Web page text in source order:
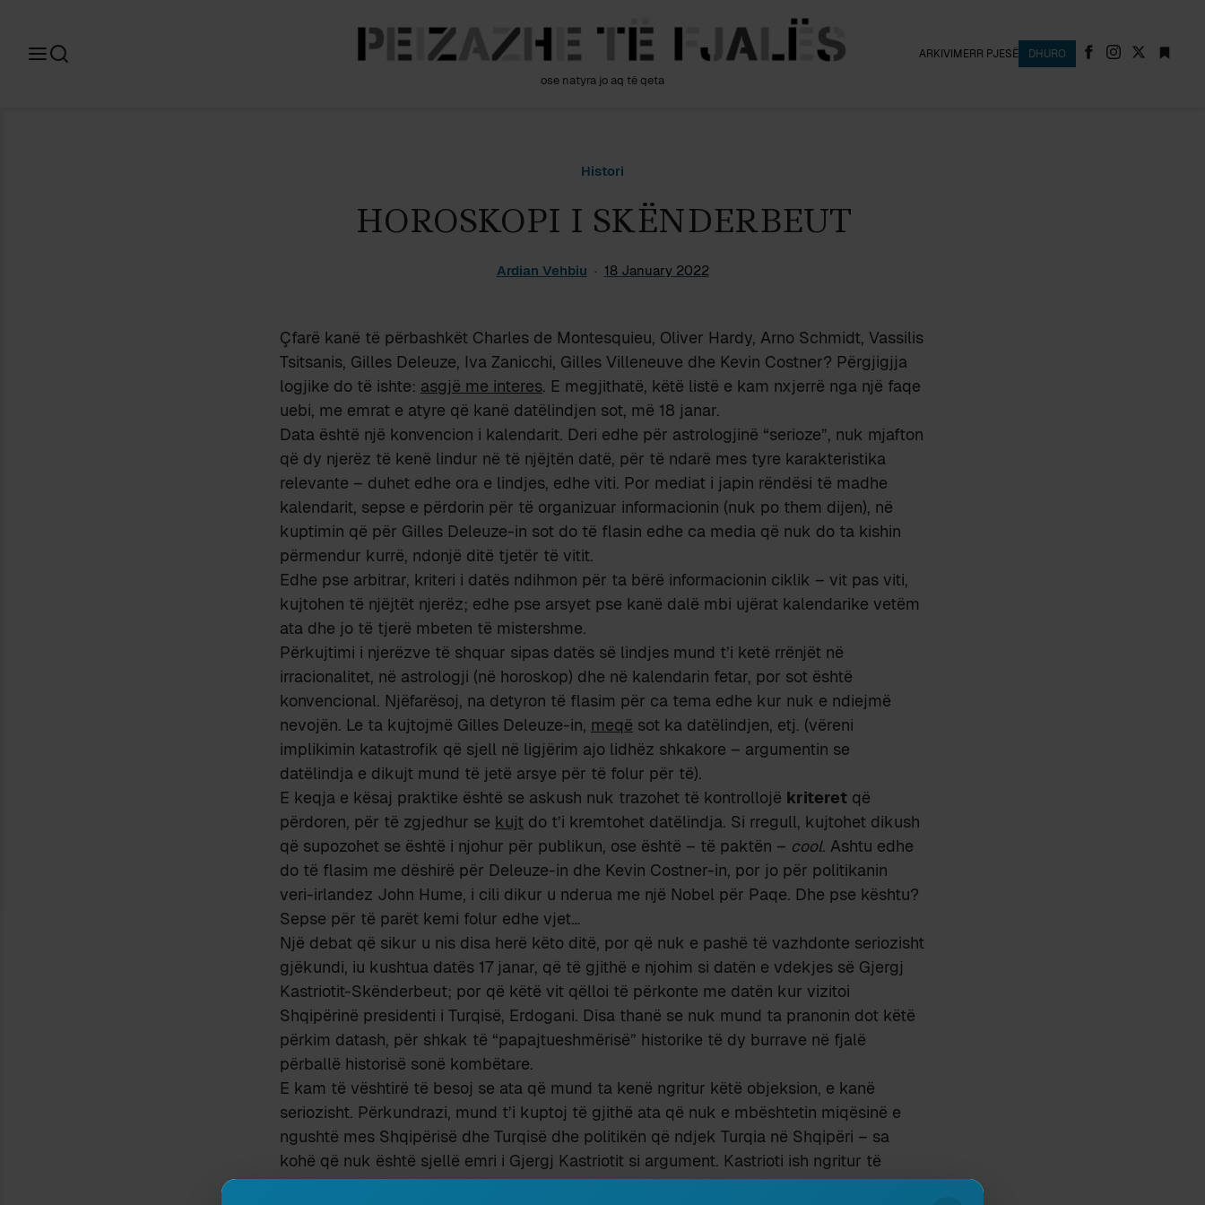
ose natyra jo aq të qeta
ARKIVIMERR PJESË DHURO
Histori
HOROSKOPI I SKËNDERBEUT
Ardian Vehbiu 18 January 2022
Çfarë kanë të përbashkët Charles de Montesquieu, Oliver Hardy, Arno Schmidt, Vassilis
Tsitsanis, Gilles Deleuze, Iva Zanicchi, Gilles Villeneuve dhe Kevin Costner? Përgjigjja
logjike do të ishte: asgjë me interes. E megjithatë, këtë listë e kam nxjerrë nga një faqe
uebi, me emrat e atyre që kanë datëlindjen sot, më 18 janar.
Data është një konvencion i kalendarit. Deri edhe për astrologjinë “serioze”, nuk mjafton
që dy njerëz të kenë lindur në të njëjtën datë, për të ndarë mes tyre karakteristika
relevante – duhet edhe ora e lindjes, edhe viti. Por mediat i japin rëndësi të madhe
kalendarit, sepse e përdorin për të organizuar informacionin (nuk po them dijen), në
kuptimin që për Gilles Deleuze-in sot do të flasin edhe ca media që nuk do ta kishin
përmendur kurrë, ndonjë ditë tjetër të vitit.
Edhe pse arbitrar, kriteri i datës ndihmon për ta bërë informacionin ciklik – vit pas viti,
kujtohen të njëjtët njerëz; edhe pse arsyet pse kanë dalë mbi ujërat kalendarike vetëm
ata dhe jo të tjerë mbeten të mistershme.
Përkujtimi i njerëzve të shquar sipas datës së lindjes mund t’i ketë rrënjët në
irracionalitet, në astrologji (në horoskop) dhe në kalendarin fetar, por sot është
konvencional. Njëfarësoj, na detyron të flasim për ca tema edhe kur nuk e ndiejmë
nevojën. Le ta kujtojmë Gilles Deleuze-in, meqë sot ka datëlindjen, etj. (vëreni
implikimin katastrofik që sjell në ligjërim ajo lidhëz shkakore – argumentin se
datëlindja e dikujt mund të jetë arsye për të folur për të).
E keqja e kësaj praktike është se askush nuk trazohet të kontrollojë kriteret që
përdoren, për të zgjedhur se kujt do t’i kremtohet datëlindja. Si rregull, kujtohet dikush
që supozohet se është i njohur për publikun, ose është – të paktën – cool. Ashtu edhe
do të flasim me dëshirë për Deleuze-in dhe Kevin Costner-in, por jo për politikanin
veri-irlandez John Hume, i cili dikur u nderua me një Nobel për Paqe. Dhe pse kështu?
Sepse për të parët kemi folur edhe vjet…
Një debat që sikur u nis disa herë këto ditë, por që nuk e pashë të vazhdonte seriozisht
gjëkundi, iu kushtua datës 17 janar, që të gjithë e njohim si datën e vdekjes së Gjergj
Kastriotit-Skënderbeut; por që këtë vit qëlloi të përkonte me datën kur vizitoi
Shqipërinë presidenti i Turqisë, Erdogani. Disa thanë se nuk mund ta pranonin dot këtë
përkim datash, për shkak të “papajtueshmërisë” historike të dy burrave në fjalë
përballë historisë sonë kombëtare.
E kam të vështirë të besoj se ata që mund ta kenë ngritur këtë objeksion, e kanë
seriozisht. Përkundrazi, mund t’i kuptoj të gjithë ata që nuk e mbështetin miqësinë e
ngushtë mes Shqipërisë dhe Turqisë dhe politikën që ndjek Turqia në Shqipëri – sa
kohë që nuk është sjellë emri i Gjergj Kastriotit si argument. Kastrioti ish ngritur të
luftonte kundër Perandorisë Osmane para 5 shekujsh, në një kohë kur as Shqipëria as